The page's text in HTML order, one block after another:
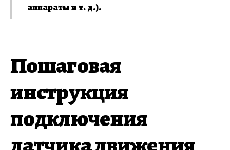
аппараты и т. д.).
Пошаговая
инструкция
подключения